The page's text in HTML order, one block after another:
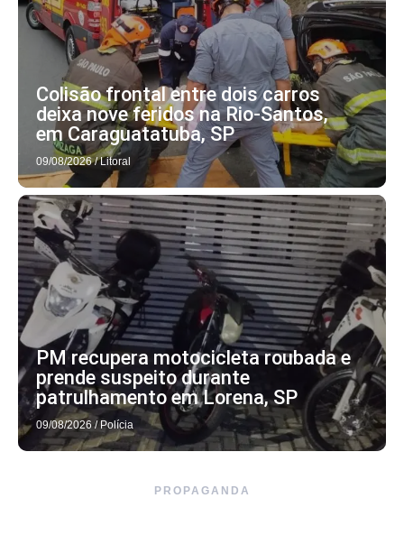
Colisão frontal entre dois carros
deixa nove feridos na Rio-Santos,
em Caraguatatuba, SP
09/08/2026 / Litoral
PM recupera motocicleta roubada e
prende suspeito durante
patrulhamento em Lorena, SP
09/08/2026 / Polícia
PROPAGANDA